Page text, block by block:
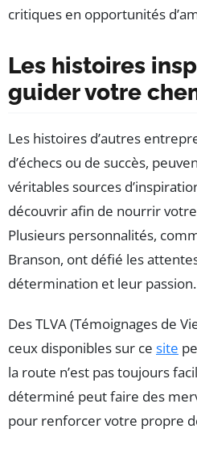
critiques en opportunités
Les histoires
guider votre
Les histoires d’autres
d’échecs ou de succès,
véritables sources
découvrir afin de nourrir
Plusieurs personnalités,
Branson, ont défié les
détermination et leur passion.
Des TLVA (Témoignages de
ceux disponibles sur ce site
la route n’est pas toujours
déterminé peut faire des
pour renforcer votre propre